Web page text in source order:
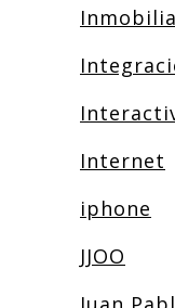
Internet
iphone
JJOO